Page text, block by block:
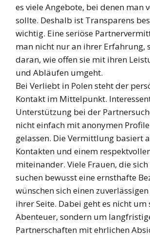
es viele Angebote, bei denen man
sollte. Deshalb ist Transparens
wichtig. Eine seriöse
man nicht nur an ihrer Erfahrung,
daran, wie offen sie mit ihren
und Abläufen umgeht.
Bei Verliebt in Polen steht der
Kontakt im Mittelpunkt.
Unterstützung bei der
nicht einfach mit anonymen
gelassen. Die Vermittlung basiert
Kontakten und einem
miteinander. Viele Frauen, die
suchen bewusst eine ernsthafte
wünschen sich einen
ihrer Seite. Dabei geht es nicht um
Abenteuer, sondern um
Partnerschaften mit ehrlichen